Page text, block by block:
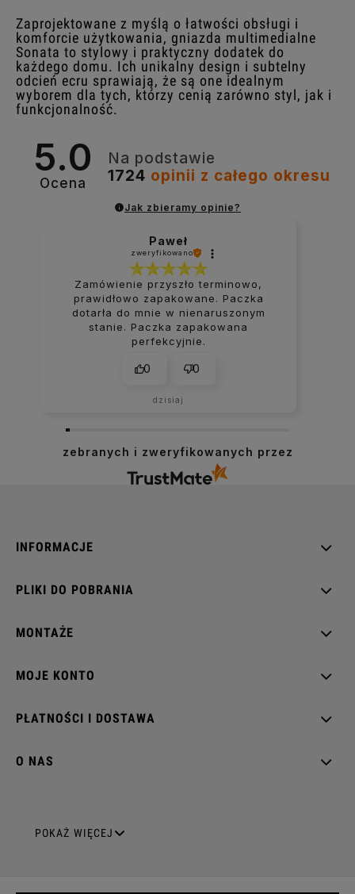
Zaprojektowane z myślą o łatwości obsługi i
komforcie użytkowania, gniazda multimedialne
Sonata to stylowy i praktyczny dodatek do
każdego domu. Ich unikalny design i subtelny
odcień ecru sprawiają, że są one idealnym
wyborem dla tych, którzy cenią zarówno styl, jak i
funkcjonalność.
5.0
Ocena
Na podstawie
1724 opinii z całego okresu
Jak zbieramy opinie?
Paweł
zweryfikowano
Zamówienie przyszło terminowo,
prawidłowo zapakowane. Paczka
dotarła do mnie w nienaruszonym
stanie. Paczka zapakowana
perfekcyjnie.
0 0
dzisiaj
zebranych i zweryfikowanych przez
INFORMACJE
PLIKI DO POBRANIA
MONTAŻE
MOJE KONTO
PŁATNOŚCI I DOSTAWA
O NAS
GNIAZDA ELEKTRYCZNE
POKAŻ WIĘCEJ